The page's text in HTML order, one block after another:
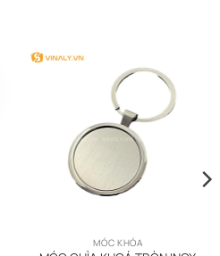
MÓC KHÓA